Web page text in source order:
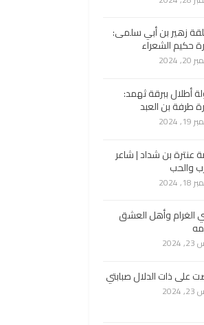
زهير بن أبي سلمى:
حكيم الشعراء
2024
أطلال ببرقة ثهمد:
طرفة بن العبد
2024
عنترة بن شداد | شاعر
والحب
2024
الغرام وأهل العشق
على ذات الدلال صبابتي